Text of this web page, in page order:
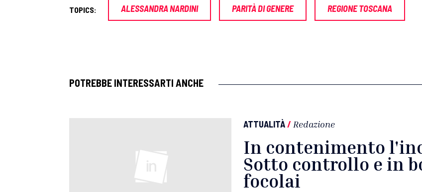
TOPICS: ALESSANDRA NARDINI PARITÀ DI GENERE REGIONE TOSCANA
POTREBBE INTERESSARTI ANCHE
ATTUALITÀ/ Redazione
In contenimento
Sotto controllo e in
focolai